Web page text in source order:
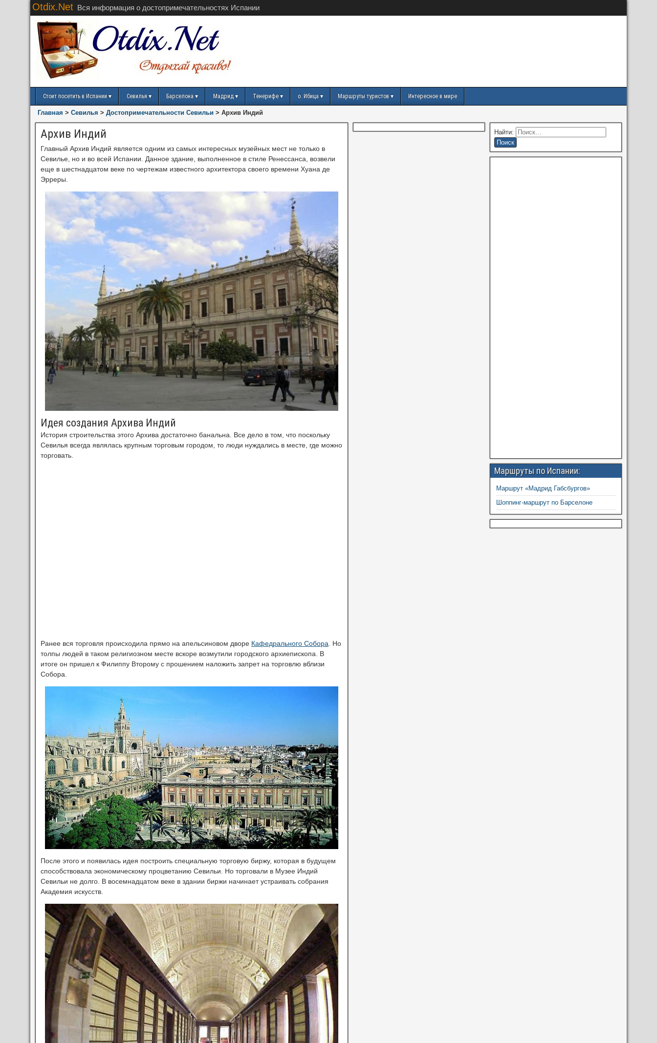
Otdix.Net Вся информация о достопримечательностях Испании
Стоит посетить в Испании Севилья Барселона Мадрид Тенерифе о. Ибица Маршруты туристов Интересное в мире
Главная > Севилья > Достопримечательности Севильи > Архив Индий
Архив Индий
Главный Архив Индий является одним из самых интересных музейных мест не только в
Севилье, но и во всей Испании. Данное здание, выполненное в стиле Ренессанса, возвели
еще в шестнадцатом веке по чертежам известного архитектора своего времени Хуана де
Эрреры.
Идея создания Архива Индий
История строительства этого Архива достаточно банальна. Все дело в том, что поскольку
Севилья всегда являлась крупным торговым городом, то люди нуждались в месте, где можно
торговать.
Ранее вся торговля происходила прямо на апельсиновом дворе Кафедрального Собора. Но
толпы людей в таком религиозном месте вскоре возмутили городского архиепископа. В
итоге он пришел к Филиппу Второму с прошением наложить запрет на торговлю вблизи
Собора.
После этого и появилась идея построить специальную торговую биржу, которая в будущем
способствовала экономическому процветанию Севильи. Но торговали в Музее Индий
Севильи не долго. В восемнадцатом веке в здании биржи начинает устраивать собрания
Академия искусств.
Найти:
Маршруты по Испании:
Маршрут «Мадрид Габсбургов»
Шоппинг-маршрут по Барселоне